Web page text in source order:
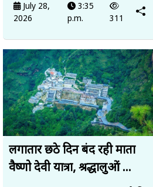
July 28,
2026
3:35
p.m.
311
लगातार छठे दिन बंद रही माता
वैष्णो देवी यात्रा, श्रद्धालुओं ...